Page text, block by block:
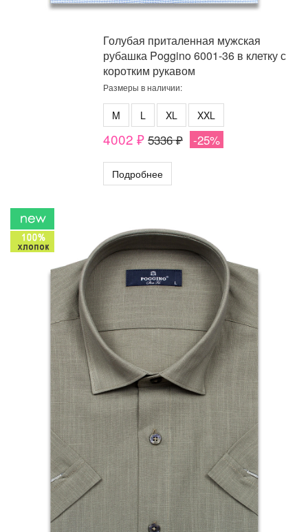
Голубая приталенная мужская
рубашка Poggino 6001-36 в клетку с
коротким рукавом
Размеры в наличии:
M L XL XXL
4002 ₽ 5336 ₽ -25%
Подробнее